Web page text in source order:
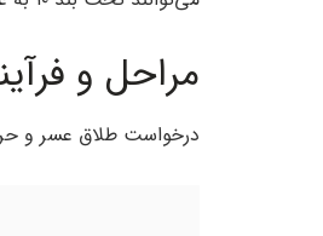
مراحل و
درخواست طلاق عسر و